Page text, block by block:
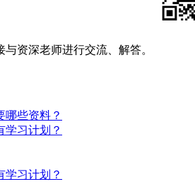
资深老师进行交流、解答。
哪些资料？
学习计划？
学习计划？